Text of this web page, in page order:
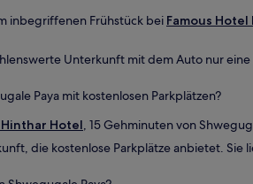
inbegriffenen Frühstück bei Famous Hotel
Unterkunft mit dem Auto nur
Paya mit kostenlosen Parkplätzen?
Hotel, 15 Gehminuten von
die kostenlose Parkplätze anbietet. Sie